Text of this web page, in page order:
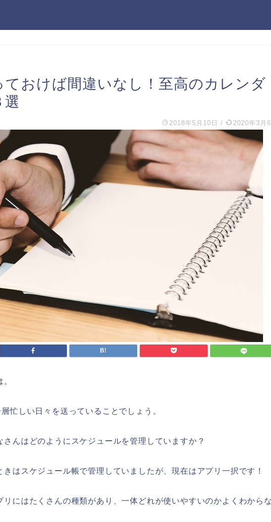
ておけば間違いなし！至高のカレンダ
選
2018年5月10日 / 2020年3月6
忙しい日々を送っていることでしょう。
さんはどのようにスケジュールを管理していますか？
きはスケジュール帳で管理していましたが、現在はアプリ一択です！
リにはたくさんの種類があり、一体どれが使いやすいのかよくわからな